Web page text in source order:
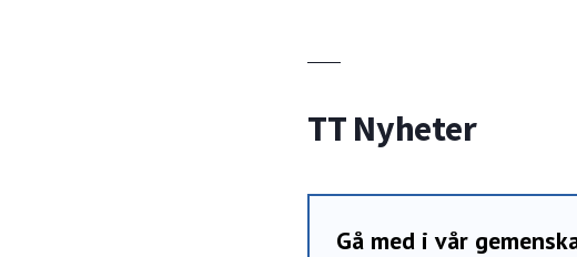
TT Nyheter
Gå med i vår